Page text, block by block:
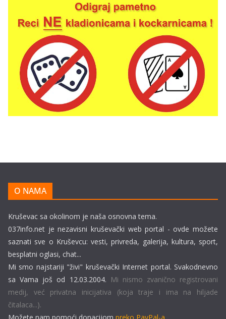
O NAMA
Kruševac sa okolinom je naša osnovna tema.
037info.net je nezavisni kruševački web portal - ovde možete
saznati sve o Kruševcu: vesti, privreda, galerija, kultura, sport,
besplatni oglasi, chat...
Mi smo najstariji "živi" kruševački Internet portal. Svakodnevno
sa Vama još od 12.03.2004. Mi nismo zvanično registrovani
medij, već privatna inicijativa (koja traje i ima na hiljade
čitalaca...).